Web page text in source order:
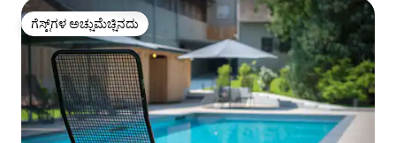
ಗೆಸ್ಟ್‌ಗಳ ಅಚ್ಚುಮೆಚ್ಚಿನದು
ಗೆಸ್ಟ್‌ಗಳ ಅಚ್ಚುಮೆಚ್ಚಿನದು